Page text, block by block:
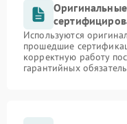
Используются
прошедшие
корректную работу
гарантийных